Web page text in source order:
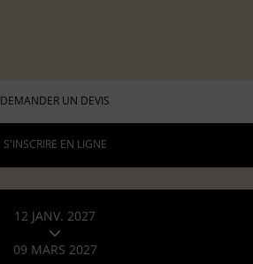
DEMANDER UN DEVIS
S'INSCRIRE EN LIGNE
12 JANV. 2027
09 MARS 2027